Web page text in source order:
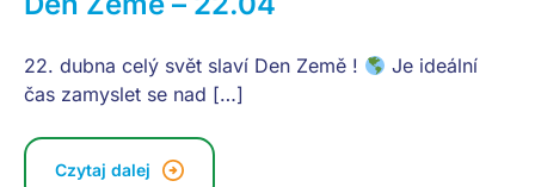
22. dubna celý svět slaví Den Země !
Je ideální
čas zamyslet se nad […]
Czytaj dalej